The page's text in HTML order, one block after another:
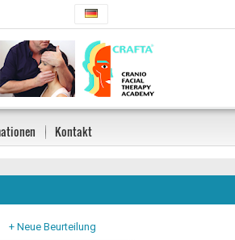
Kontakt
+ Neue Beurteilung